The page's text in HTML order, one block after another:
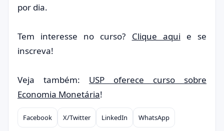
por dia.
Tem interesse no curso? Clique aqui e se
inscreva!
Veja também: USP oferece curso sobre
Economia Monetária!
Compartilhar
Facebook X/Twitter LinkedIn WhatsApp